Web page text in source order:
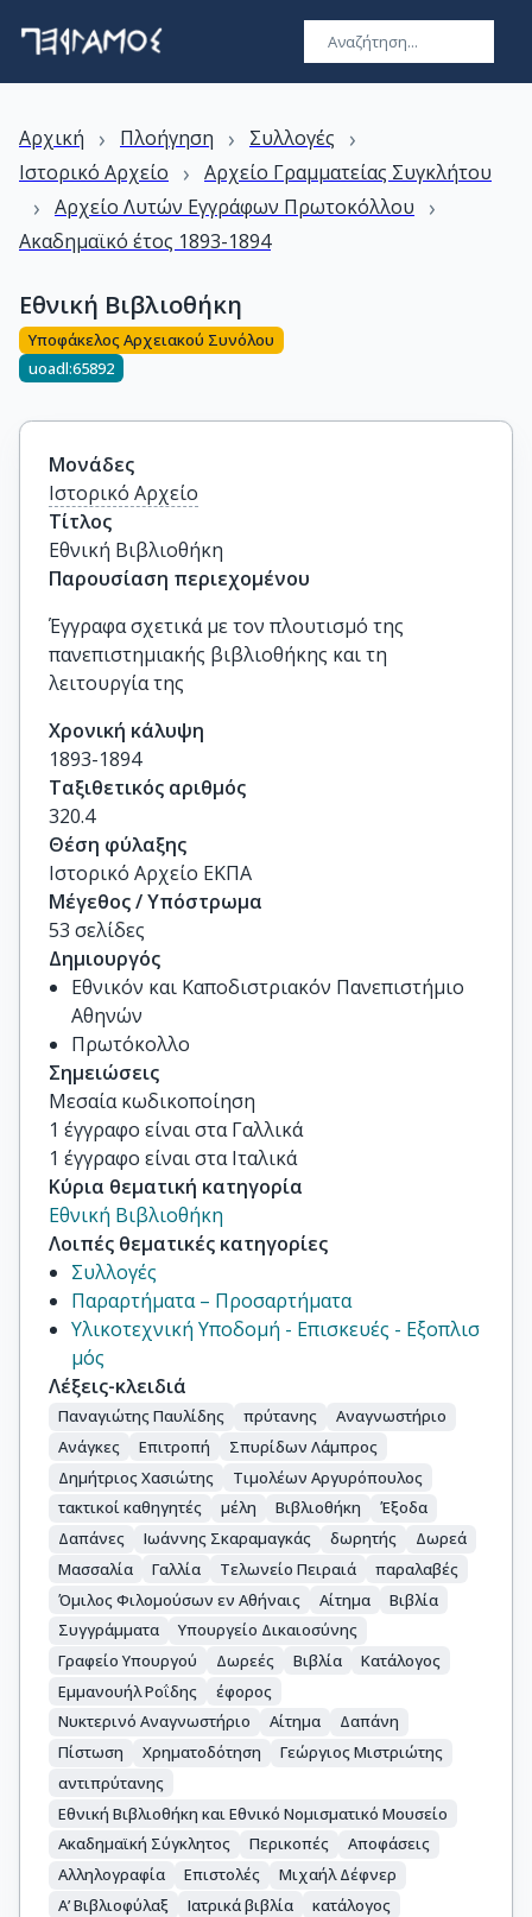
Αρχική › Πλοήγηση › Συλλογές ›
Ιστορικό Αρχείο › Αρχείο Γραμματείας Συγκλήτου
› Αρχείο Λυτών Εγγράφων Πρωτοκόλλου ›
Ακαδημαϊκό έτος 1893-1894
Εθνική Βιβλιοθήκη
Υποφάκελος Αρχειακού Συνόλου
uoadl:65892
Μονάδες
Ιστορικό Αρχείο
Τίτλος
Εθνική Βιβλιοθήκη
Παρουσίαση περιεχομένου
Έγγραφα σχετικά με τον πλουτισμό της
πανεπιστημιακής βιβλιοθήκης και τη
λειτουργία της
Χρονική κάλυψη
1893-1894
Ταξιθετικός αριθμός
320.4
Θέση φύλαξης
Ιστορικό Αρχείο ΕΚΠΑ
Μέγεθος / Υπόστρωμα
53 σελίδες
Δημιουργός
Εθνικόν και Καποδιστριακόν Πανεπιστήμιο
Αθηνών
Πρωτόκολλο
Σημειώσεις
Μεσαία κωδικοποίηση
1 έγγραφο είναι στα Γαλλικά
1 έγγραφο είναι στα Ιταλικά
Κύρια θεματική κατηγορία
Εθνική Βιβλιοθήκη
Λοιπές θεματικές κατηγορίες
Συλλογές
Παραρτήματα – Προσαρτήματα
Υλικοτεχνική Υποδομή - Επισκευές - Εξοπλισ
μός
Λέξεις-κλειδιά
Παναγιώτης Παυλίδης πρύτανης
Αναγνωστήριο
Ανάγκες
Επιτροπή
Σπυρίδων Λάμπρος
Δημήτριος Χασιώτης
Τιμολέων Αργυρόπουλος
τακτικοί καθηγητές
μέλη Βιβλιοθήκη
Έξοδα
Δαπάνες
Ιωάννης Σκαραμαγκάς δωρητής
Δωρεά
Μασσαλία
Γαλλία Τελωνείο Πειραιά
παραλαβές
Όμιλος Φιλομούσων εν Αθήναις
Αίτημα
Βιβλία
Συγγράμματα
Υπουργείο Δικαιοσύνης
Γραφείο Υπουργού
Δωρεές Βιβλία
Κατάλογος
Εμμανουήλ Ροΐδης
έφορος
Νυκτερινό Αναγνωστήριο
Αίτημα
Δαπάνη
Πίστωση
Χρηματοδότηση
Γεώργιος Μιστριώτης
αντιπρύτανης
Εθνική Βιβλιοθήκη και Εθνικό Νομισματικό Μουσείο
Ακαδημαϊκή Σύγκλητος
Περικοπές
Αποφάσεις
Αλληλογραφία
Επιστολές
Μιχαήλ Δέφνερ
Α’ Βιβλιοφύλαξ
Ιατρικά βιβλία
κατάλογος